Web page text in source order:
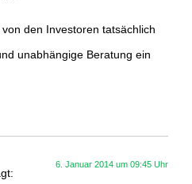
den Investoren tatsächlich
unabhängige Beratung ein
6. Januar 2014 um 09:45 Uhr